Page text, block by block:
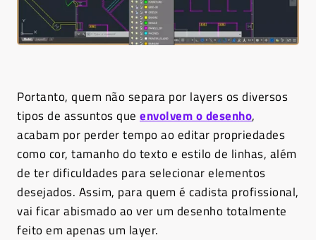
Portanto, quem não separa por layers os diversos
tipos de assuntos que envolvem o desenho,
acabam por perder tempo ao editar propriedades
como cor, tamanho do texto e estilo de linhas, além
de ter dificuldades para selecionar elementos
desejados. Assim, para quem é cadista profissional,
vai ficar abismado ao ver um desenho totalmente
feito em apenas um layer.